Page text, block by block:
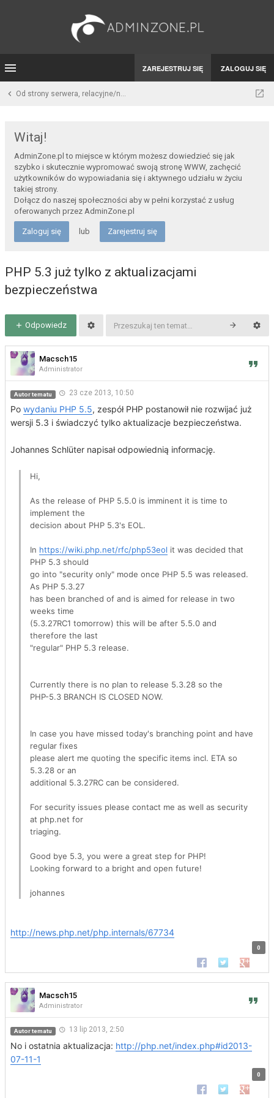
ZAREJESTRUJ SIĘ ZALOGUJ SIĘ
Od strony serwera, relacyjne/nie relacyjne systemy bazodanowe
Witaj!
AdminZone.pl to miejsce w którym możesz dowiedzieć się jak
szybko i skutecznie wypromować swoją stronę WWW, zachęcić
użytkowników do wypowiadania się i aktywnego udziału w życiu
takiej strony.
Dołącz do naszej społeczności aby w pełni korzystać z usług
oferowanych przez AdminZone.pl
Zaloguj się lub Zarejestruj się
PHP 5.3 już tylko z aktualizacjami
bezpieczeństwa
Odpowiedz
Macsch15
Administrator
Autor tematu 23 cze 2013, 10:50
Po wydaniu PHP 5.5, zespół PHP postanowił nie rozwijać już
wersji 5.3 i świadczyć tylko aktualizacje bezpieczeństwa.
Johannes Schlüter napisał odpowiednią informację.
Hi,
As the release of PHP 5.5.0 is imminent it is time to
implement the
decision about PHP 5.3's EOL.
In https://wiki.php.net/rfc/php53eol it was decided that
PHP 5.3 should
go into "security only" mode once PHP 5.5 was released.
As PHP 5.3.27
has been branched of and is aimed for release in two
weeks time
(5.3.27RC1 tomorrow) this will be after 5.5.0 and
therefore the last
"regular" PHP 5.3 release.
Currently there is no plan to release 5.3.28 so the
PHP-5.3 BRANCH IS CLOSED NOW.
In case you have missed today's branching point and have
regular fixes
please alert me quoting the specific items incl. ETA so
5.3.28 or an
additional 5.3.27RC can be considered.
For security issues please contact me as well as security
at php.net for
triaging.
Good bye 5.3, you were a great step for PHP!
Looking forward to a bright and open future!
johannes
http://news.php.net/php.internals/67734
0
Udostępnij na
Udostępnij na
Macsch15
Administrator
Autor tematu 13 lip 2013, 2:50
No i ostatnia aktualizacja: http://php.net/index.php#id2013-
07-11-1
0
Udostępnij na
Udostępnij na